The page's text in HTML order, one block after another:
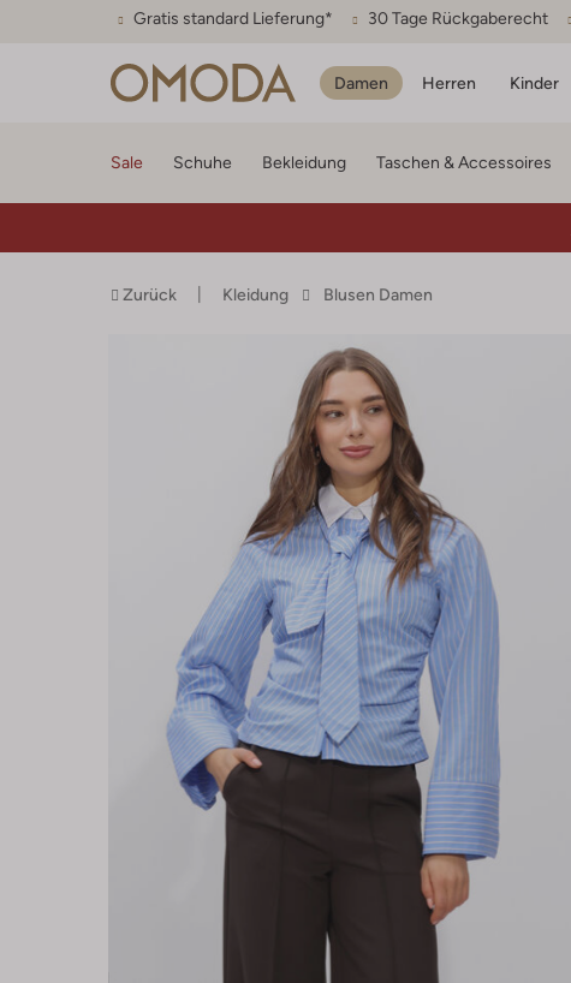
Gratis standard Lieferung* 30 Tage Rückgaberecht
Damen Herren Kinder
Sale Schuhe Bekleidung Taschen & Accessoires
Zurück Kleidung Blusen Damen